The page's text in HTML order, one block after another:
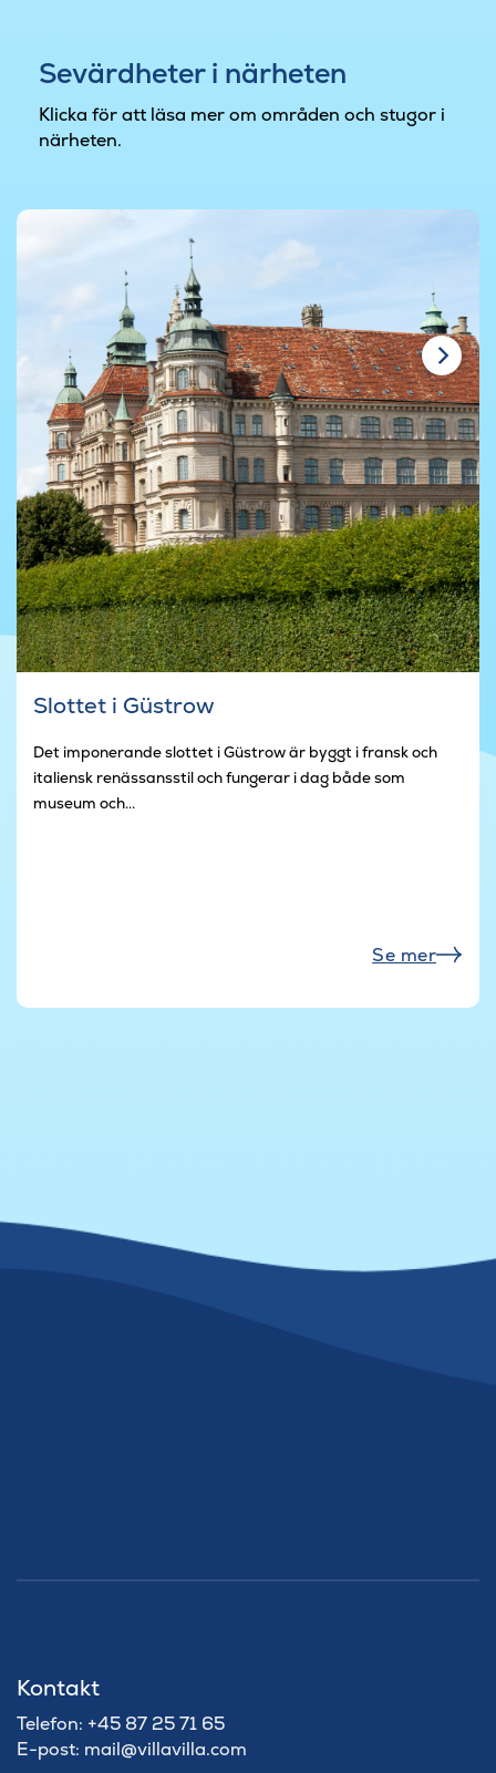
Sevärdheter i närheten
Klicka för att läsa mer om områden och stugor i
närheten.
Slottet i Güstrow
Det imponerande slottet i Güstrow är byggt i fransk och
italiensk renässansstil och fungerar i dag både som
museum och...
Se mer
Kontakt
Telefon: +45 87 25 71 65
E-post: mail@villavilla.com